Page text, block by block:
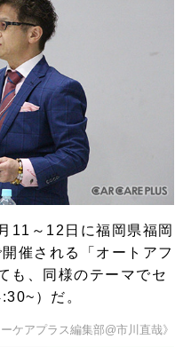
11～12日に福岡県福岡
催される「オートアフ
も、同様のテーマでセ
）だ。
ーケアプラス編集部@市川直哉》